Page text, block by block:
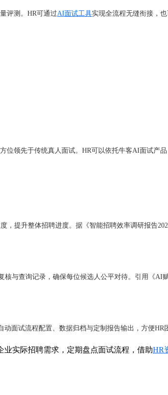
评测。HR可通过AI面试工具实现全流程无缝衔接，
领先于传统真人面试。HR可以依托牛客AI面试产
提升整体招聘进度。据《智能招聘效率调研报告
与查询记录，确保每位候选人公平对待。引用《AI
面试流程配置、数据归档与定制报告输出，方便HR
实际招聘需求，定期盘点面试流程，借助HR